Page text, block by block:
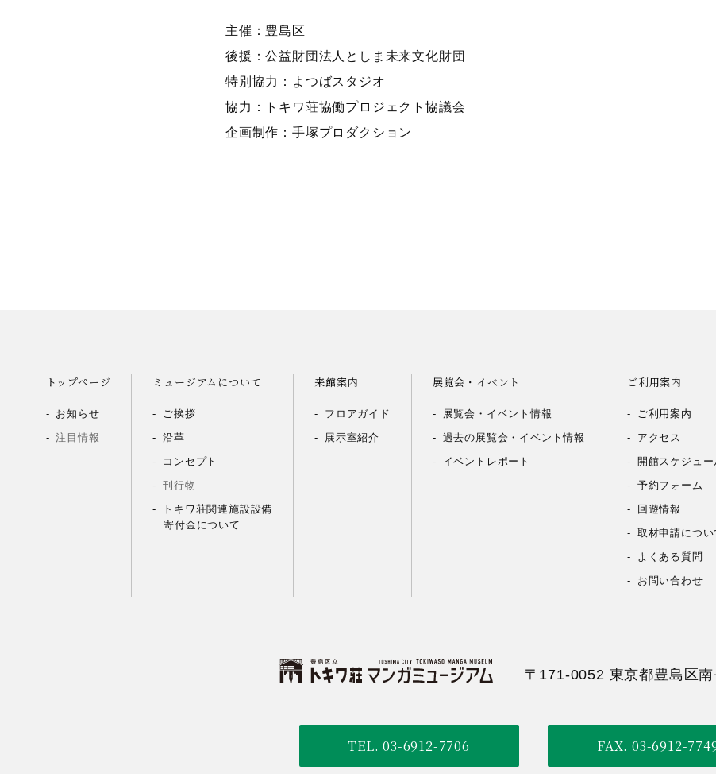
主催：豊島区
後援：公益財団法人としま未来文化財団
特別協力：よつばスタジオ
協力：トキワ荘協働プロジェクト協議会
企画制作：手塚プロダクション
トップページ
お知らせ
注目情報
ミュージアムについて
ご挨拶
沿革
コンセプト
刊行物
トキワ荘関連施設設備
寄付金について
来館案内
フロアガイド
展示室紹介
展覧会・イベント
展覧会・イベント情報
過去の展覧会・イベント情報
イベントレポート
ご利用案内
ご利用案内
アクセス
開館スケジュー
予約フォーム
回遊情報
取材申請につい
よくある質問
お問い合わせ
〒171-0052 東京都豊島区
TEL. 03-6912-7706 FAX. 03-6912-